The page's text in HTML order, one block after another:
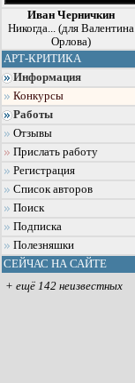
Иван Черничкин
Никогда... (для Валентина
Орлова)
АРТ-КРИТИКА
Информация
Конкурсы
Работы
Отзывы
Прислать работу
Регистрация
Список авторов
Поиск
Подписка
Полезняшки
СЕЙЧАС НА САЙТЕ
+ ещё 142 неизвестных